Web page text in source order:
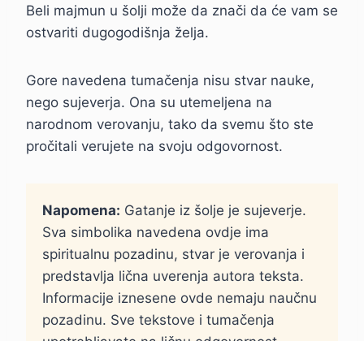
Beli majmun u šolji može da znači da će vam se
ostvariti dugogodišnja želja.
Gore navedena tumačenja nisu stvar nauke,
nego sujeverja. Ona su utemeljena na
narodnom verovanju, tako da svemu što ste
pročitali verujete na svoju odgovornost.
Napomena: Gatanje iz šolje je sujeverje.
Sva simbolika navedena ovdje ima
spiritualnu pozadinu, stvar je verovanja i
predstavlja lična uverenja autora teksta.
Informacije iznesene ovde nemaju naučnu
pozadinu. Sve tekstove i tumačenja